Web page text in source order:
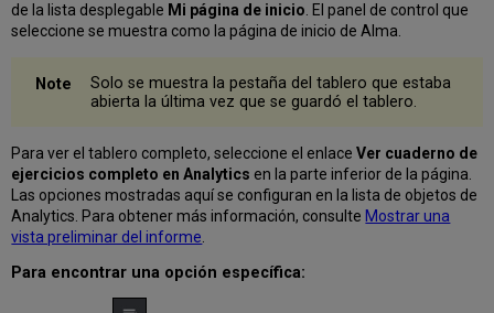
de la lista desplegable Mi página de inicio . El panel de control que
seleccione se muestra como la página de inicio de Alma.
Solo se muestra la pestaña del tablero que estaba
abierta la última vez que se guardó el tablero.
Para ver el tablero completo, seleccione el enlaceVer cuaderno de
ejercicios completo en Analytics en la parte inferior de la página.
Las opciones mostradas aquí se configuran en la lista de objetos de
Analytics. Para obtener más información, consulte Mostrar una
vista preliminar del informe
Para encontrar una opción específica: